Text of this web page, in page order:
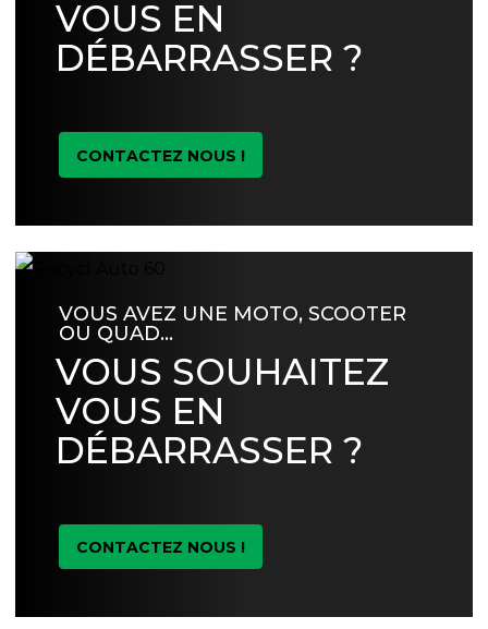
VOUS EN
DÉBARRASSER ?
CONTACTEZ NOUS !
VOUS AVEZ UNE MOTO, SCOOTER
OU QUAD…
VOUS SOUHAITEZ
VOUS EN
DÉBARRASSER ?
CONTACTEZ NOUS !